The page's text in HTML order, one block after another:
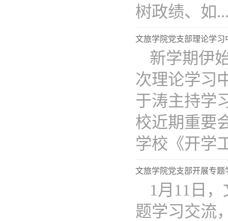
树政绩、如
文旅学院党支部理论学习
新学期伊
次理论学习
于涛主持学
校近期重要
学校《开学
文旅学院党支部开展专题
​1月11日
题学习交流